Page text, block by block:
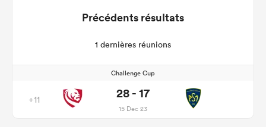
Précédents résultats
1 dernières réunions
Challenge Cup
+11 28 - 17
15 Dec 23